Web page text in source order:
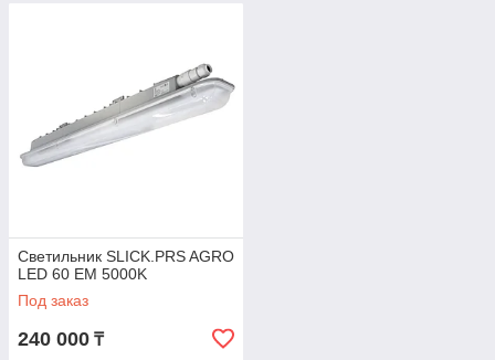
Светильник SLICK.PRS AGRO
LED 60 EM 5000K
Под заказ
240 000 ₸